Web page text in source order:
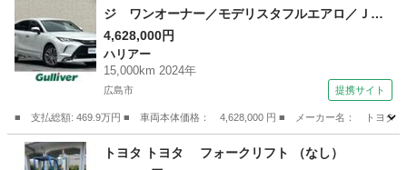
ジ ワンオーナー／モデリスタフルエアロ／ＪＢ
Ｌサウンド／デジタルインナーミラー／ヘッドア
ップディスプレイ／レーダークルコン／パーキン
グサポートブレーキ／パワーバックドア／衝突軽
減防止システム／ＥＴＣ２．０ （検9.7）
4,628,000円
ハリアー
15,000km 2024年
広島市 提携サイト
■ 支払総額: 469.9万円 ■ 車両本体価格： 4,628,000 円 ■ メーカー名： トヨタ
広島 広島市 ハリアー
トヨタ トヨタ フォークリフト （なし）